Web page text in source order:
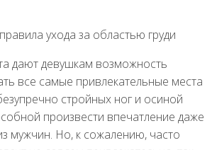
дают девушкам возможность
все самые привлекательные места
стройных ног и осиной
произвести впечатление даже
мужчин. Но, к сожалению, часто